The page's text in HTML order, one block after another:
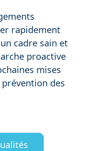
rapidement
cadre sain et
proactive
mises
des